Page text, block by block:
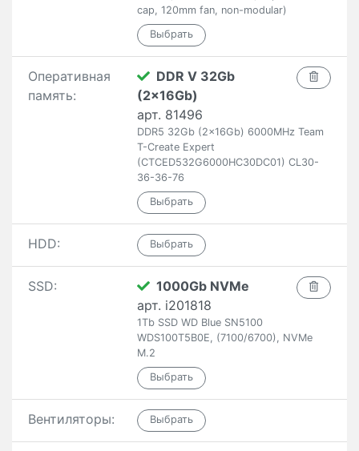
cap, 120mm fan, non-modular)
Оперативная
память:
DDR V 32Gb
(2x16Gb)
арт. 81496
DDR5 32Gb (2x16Gb) 6000MHz Team
T-Create Expert
(CTCED532G6000HC30DC01) CL30-
36-36-76
HDD:
SSD:
1000Gb NVMe
арт. i201818
1Tb SSD WD Blue SN5100
WDS100T5B0E, (7100/6700), NVMe
M.2
Вентиляторы: